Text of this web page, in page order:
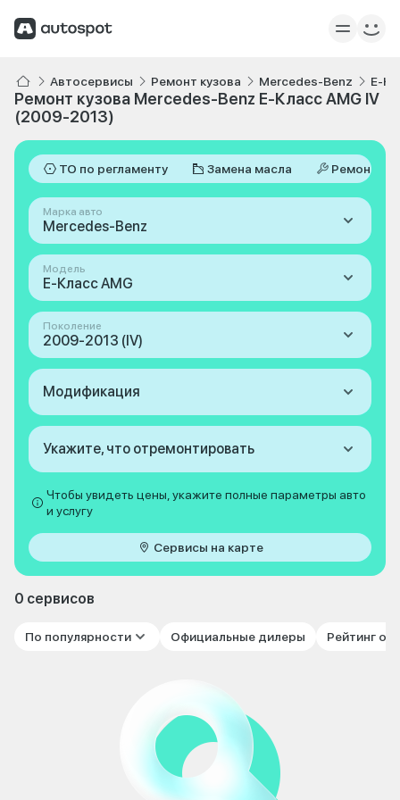
Автосервисы Ремонт кузова Mercedes-Benz E-
Ремонт кузова Mercedes-Benz E-Класс AMG IV
(2009-2013)
ТО по регламенту Замена масла Ремонт
Марка авто
Mercedes-Benz
Модель
E-Класс AMG
Поколение
2009-2013 (IV)
Модификация
Укажите, что отремонтировать
Чтобы увидеть цены, укажите полные параметры авто
и услугу
Сервисы на карте
0 сервисов
По популярности Официальные дилеры Рейтинг